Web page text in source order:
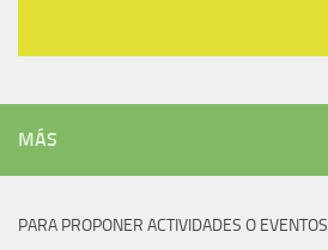
MÁS
PARA PROPONER ACTIVIDADES O EVENTOS